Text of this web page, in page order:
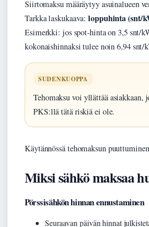
Siirtomaksu määräytyy asuinalueen
Tarkka laskukaava:loppuhinta (snt/
Esimerkki: jos spot-hinta on 3,5 snt/
kokonaishinnaksi tulee noin 6,94 snt/
SUDENKUOPPA
Tehomaksu voi yllättää asiakkaan,
PKS:llä tätä riskiä ei ole.
Käytännössä tehomaksun
Miksi sähkö maksaa
Pörssisähkön hinnan ennustaminen
Seuraavan päivän hinnat